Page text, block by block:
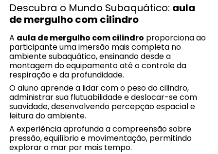
Descubra o Mundo Subaquático: aula
de mergulho com cilindro
A aula de mergulho com cilindro proporciona ao
participante uma imersão mais completa no
ambiente subaquático, ensinando desde a
montagem do equipamento até o controle da
respiração e da profundidade.
O aluno aprende a lidar com o peso do cilindro,
administrar sua flutuabilidade e deslocar-se com
suavidade, desenvolvendo percepção espacial e
leitura do ambiente.
A experiência aprofunda a compreensão sobre
pressão, equilíbrio e movimentação, permitindo
explorar o mar por mais tempo.